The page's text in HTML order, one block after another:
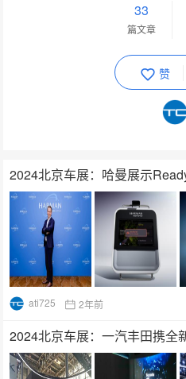
33
篇文章
赞
2024北京车展：哈曼展示
ati725 2年前
2024北京车展：一汽丰田携全